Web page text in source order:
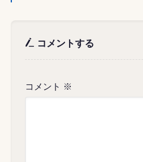
コメントする
コメント ※